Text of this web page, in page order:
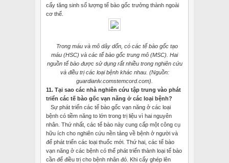
cấy tăng sinh số lượng tế bào gốc trưởng thành ngoài
cơ thể.
Trong máu và mô dây dốn, có các tế bào gốc tạo
máu (HSC) và các tế bào gốc trung mô (MSC). Hai
nguồn tế bào được sử dụng rất nhiều trong nghiên cứu
và điều trị các loại bệnh khác nhau. (Nguồn:
guardianlv.comstemcord.com).
11. Tại sao các nhà nghiên cứu tập trung vào phát
triển các tế bào gốc vạn năng ở các loại bệnh?
Sự phát triển các tế bào gốc vạn năng ở các loại
bệnh có tiềm năng to lớn trong trị liệu vì hai nguyên
nhân. Thứ nhất, các tế bào này cung cấp một công cụ
hữu ích cho nghiên cứu nền tảng về bệnh ở người và
để phát triển các loại thuốc mới. Thứ hai, các tế bào
vạn năng ở các bệnh có thể phát triển thành loại tế bào
cần để điều trị cho bệnh nhân đó. Khi cấy ghép lên